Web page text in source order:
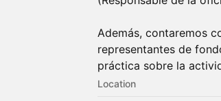
Además, contaremos
representantes de
práctica sobre la
Location